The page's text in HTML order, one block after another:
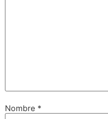
Nombre *